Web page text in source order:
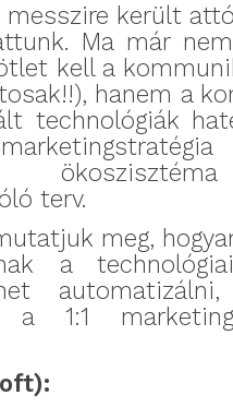
került
Ma már
kell a
hanem a
technológiák
terv.
meg,
a
a 1:1